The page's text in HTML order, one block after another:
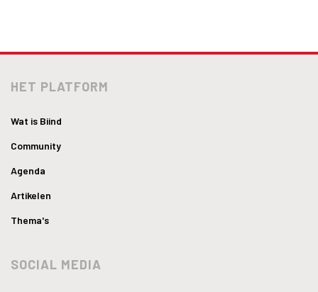
HET PLATFORM
Wat is Biind
Community
Agenda
Artikelen
Thema's
SOCIAL MEDIA